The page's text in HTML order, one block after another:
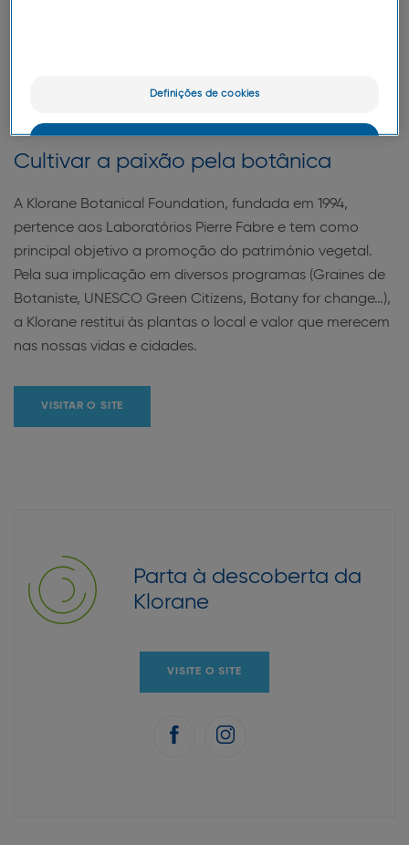
Cultivar a paixão pela botânica
A Klorane Botanical Foundation, fundada em 1994,
pertence aos Laboratórios Pierre Fabre e tem como
principal objetivo a promoção do património vegetal.
Pela sua implicação em diversos programas (Graines de
Botaniste, UNESCO Green Citizens, Botany for change…),
a Klorane restitui às plantas o local e valor que merecem
nas nossas vidas e cidades.
VISITAR O SITE
Parta à descoberta da
Klorane
VISITE O SITE
Definições de cookies